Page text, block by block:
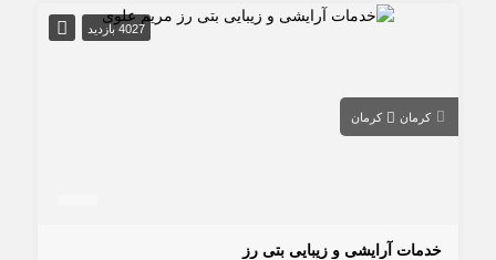
4027 بازدید
کرمان کرمان
خدمات آرایشی و زیبایی بتی رز